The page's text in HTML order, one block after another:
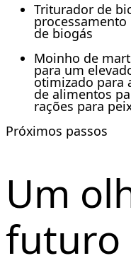
Triturador de
de biogás
Moinho de
para um
otimizado para
de alimentos
rações para
Próximos passos
Um
futuro